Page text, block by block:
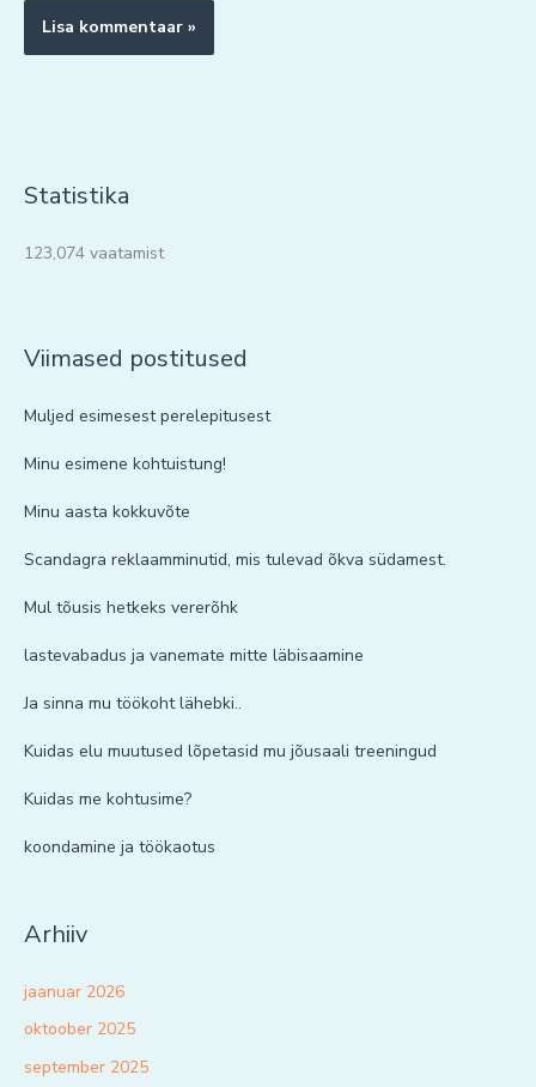
Statistika
123,074 vaatamist
Viimased postitused
Muljed esimesest perelepitusest
Minu esimene kohtuistung!
Minu aasta kokkuvõte
Scandagra reklaamminutid, mis tulevad õkva südamest.
Mul tõusis hetkeks vererõhk
lastevabadus ja vanemate mitte läbisaamine
Ja sinna mu töökoht lähebki..
Kuidas elu muutused lõpetasid mu jõusaali treeningud
Kuidas me kohtusime?
koondamine ja töökaotus
Arhiiv
jaanuar 2026
oktoober 2025
september 2025